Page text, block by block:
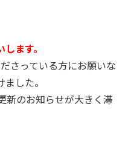
ます。
さっている方にお願いな
した。
新のお知らせが大きく滞